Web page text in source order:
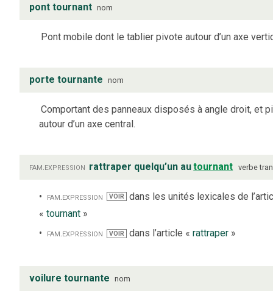
pont tournant nom
Pont mobile dont le tablier pivote autour d’un axe
porte tournante nom
Comportant des panneaux disposés à angle droit, et
autour d’un axe central.
fam. expression rattraper quelqu’un autournant verbe
fam. expression VOIR
dans les unités lexicales de
« tournant »
fam.expression VOIR dans l’article « rattraper»
voilure tournante nom